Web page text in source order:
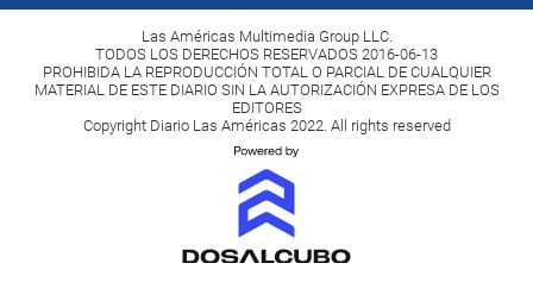
Las Américas Multimedia Group LLC.
TODOS LOS DERECHOS RESERVADOS 2016-06-13
PROHIBIDA LA REPRODUCCIÓN TOTAL O PARCIAL DE CUALQUIER
MATERIAL DE ESTE DIARIO SIN LA AUTORIZACIÓN EXPRESA DE LOS
EDITORES
Copyright Diario Las Américas 2022. All rights reserved